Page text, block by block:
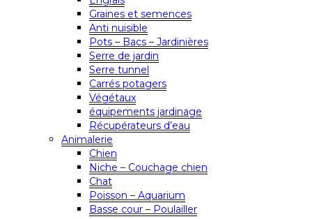
Graines et semences
Anti nuisible
Pots – Bacs – Jardinières
Serre de jardin
Serre tunnel
Carrés potagers
Végétaux
équipements jardinage
Récupérateurs d’eau
Animalerie
Chien
Niche – Couchage chien
Chat
Poisson – Aquarium
Basse cour – Poulailler